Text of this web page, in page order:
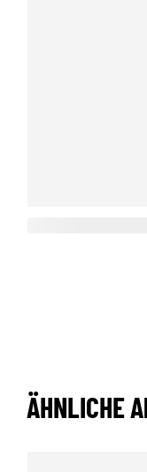
ÄHNLICHE